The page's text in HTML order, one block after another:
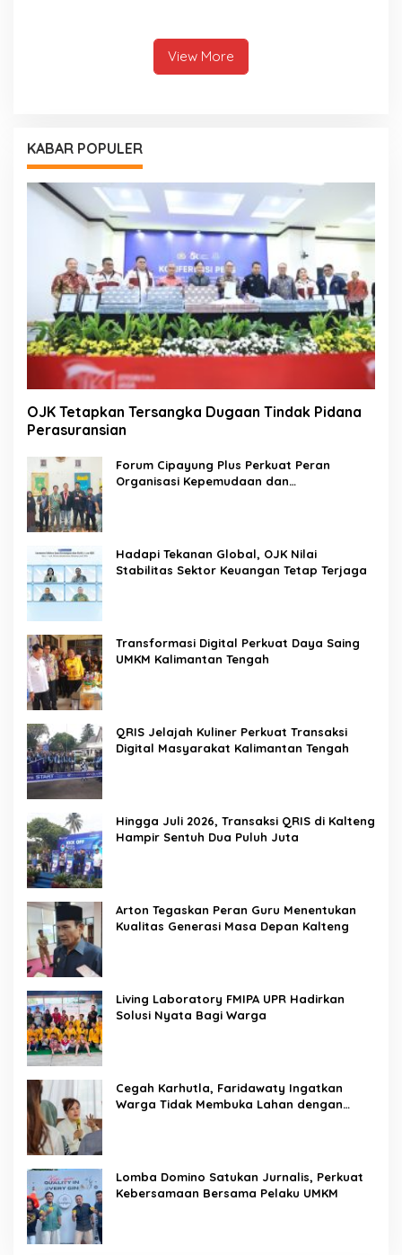
View More
KABAR POPULER
OJK Tetapkan Tersangka Dugaan Tindak Pidana
Perasuransian
Forum Cipayung Plus Perkuat Peran
Organisasi Kepemudaan dan
Hadapi Tekanan Global, OJK Nilai
Stabilitas Sektor Keuangan Tetap Terjaga
Transformasi Digital Perkuat Daya Saing
UMKM Kalimantan Tengah
QRIS Jelajah Kuliner Perkuat Transaksi
Digital Masyarakat Kalimantan Tengah
Hingga Juli 2026, Transaksi QRIS di Kalteng
Hampir Sentuh Dua Puluh Juta
Arton Tegaskan Peran Guru Menentukan
Kualitas Generasi Masa Depan Kalteng
Living Laboratory FMIPA UPR Hadirkan
Solusi Nyata Bagi Warga
Cegah Karhutla, Faridawaty Ingatkan
Warga Tidak Membuka Lahan dengan
Lomba Domino Satukan Jurnalis, Perkuat
Kebersamaan Bersama Pelaku UMKM